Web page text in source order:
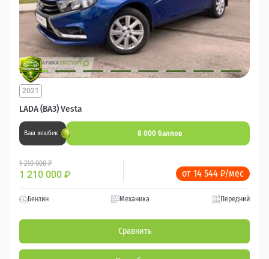
LADA (ВАЗ) Vesta
2021
Ваш кешбек 8 000 баллов
1 210 000 ₽
1 210 000 ₽ от 14 544 ₽/мес
Бензин Механика Передний
Сравнить